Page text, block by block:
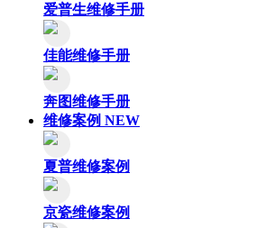
爱普生维修手册
佳能维修手册
奔图维修手册
维修案例 NEW
夏普维修案例
京瓷维修案例